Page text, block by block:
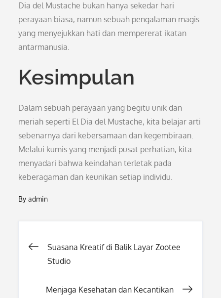
Dia del Mustache bukan hanya sekedar hari
perayaan biasa, namun sebuah pengalaman magis
yang menyejukkan hati dan mempererat ikatan
antarmanusia.
Kesimpulan
Dalam sebuah perayaan yang begitu unik dan
meriah seperti El Dia del Mustache, kita belajar arti
sebenarnya dari kebersamaan dan kegembiraan.
Melalui kumis yang menjadi pusat perhatian, kita
menyadari bahwa keindahan terletak pada
keberagaman dan keunikan setiap individu.
Byadmin
Post
Suasana Kreatif di Balik Layar Zootee
Studio
Menjaga Kesehatan dan Kecantikan